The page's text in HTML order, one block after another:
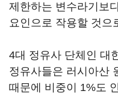
제한하는 변수라기보
요인으로 작용할 것으
4대 정유사 단체인 대
정유사들은 러시아산
때문에 비중이 1%도